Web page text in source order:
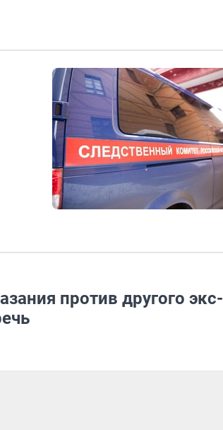
против другого экс-